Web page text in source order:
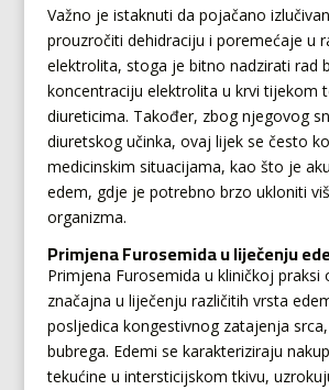
Važno je istaknuti da pojačano
prouzročiti dehidraciju i poremećaje u
elektrolita, stoga je bitno nadzirati rad
koncentraciju elektrolita u krvi tijekom
diureticima. Također, zbog njegovog
diuretskog učinka, ovaj lijek se često
medicinskim situacijama, kao što je
edem, gdje je potrebno brzo ukloniti
organizma.
Primjena Furosemida u liječenju
Primjena Furosemida u kliničkoj praksi
značajna u liječenju različitih vrsta
posljedica kongestivnog zatajenja
bubrega. Edemi se karakteriziraju
tekućine u intersticijskom tkivu,